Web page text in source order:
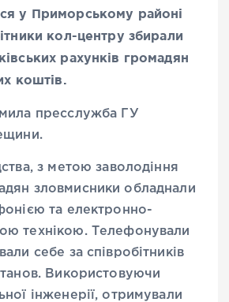
у Приморському районі
кол-центру збирали
рахунків громадян
коштів.
пресслужба ГУ
з метою заволодіння
зловмисники обладнали
та електронно-
технікою. Телефонували
себе за співробітників
Використовуючи
інженерії, отримували